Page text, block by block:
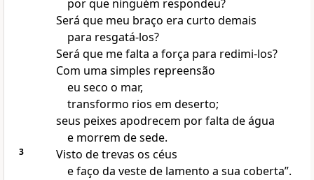
por que ninguém respondeu?
Será que meu braço era curto demais
para resgatá-los?
Será que me falta a força para redimi-los?
Com uma simples repreensão
eu seco o mar,
transformo rios em deserto;
seus peixes apodrecem por falta de água
e morrem de sede.
3
Visto de trevas os céus
e faço da veste de lamento a sua coberta”.